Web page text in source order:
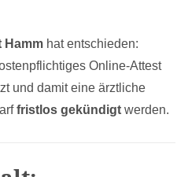
Hamm hat entschieden:
Online-Attest
und damit eine ärztliche
fristlos gekündigt werden.